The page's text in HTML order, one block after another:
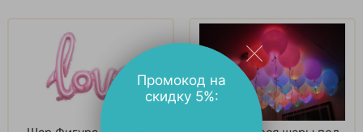
Промокод на
скидку 5%: